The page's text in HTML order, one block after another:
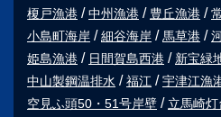
榎戸漁港
中州漁港 豊丘漁港
小島町海岸
細谷海岸 馬草港
姫島漁港
日間賀島西港 新宝緑
中山製鋼温排水
福江 宇津江漁
空見ふ頭50・51号岸壁
立馬崎灯